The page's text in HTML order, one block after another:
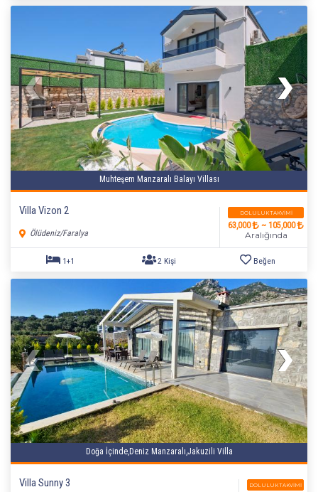
1+1 Beğen
Muhteşem Manzaralı Balayı Villası
Villa Vizon 2
Ölüdeniz/Faralya
DOLULUK TAKVIMI
63,000 ~ 105,000
Aralığında
Doğa İçinde,Deniz Manzaralı,Jakuzili Villa
Villa Sunny 3 DOLULUK TAKVIMI